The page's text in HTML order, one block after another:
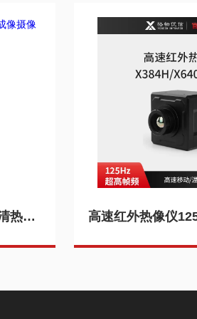
高分辨率热像仪摄像机/高清热成像摄像头